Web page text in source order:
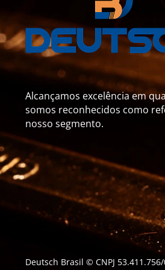
Alcançamos excelência em
somos reconhecidos como
nosso segmento.
Deutsch Brasil © CNPJ